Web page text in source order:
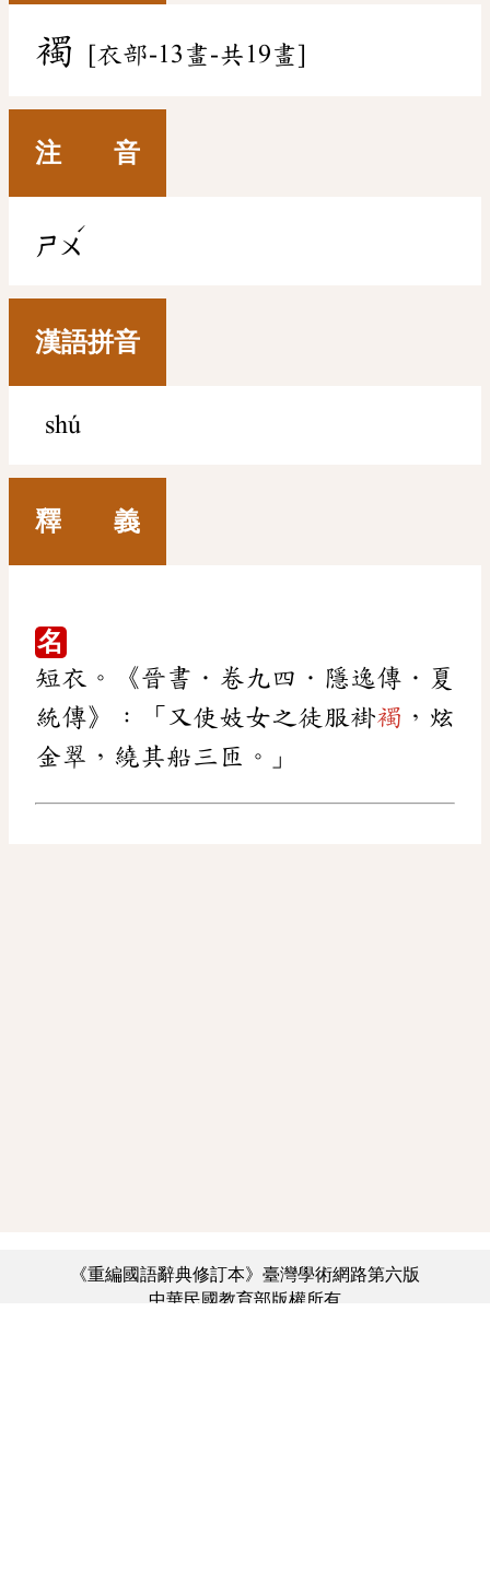
襡 [衣部-13畫-共19畫]
注 音
ㄕㄨ
ˊ
漢語拼音
shú
釋 義
名
短衣。《晉書．卷九四．隱逸傳．夏
統傳》：「又使妓女之徒服褂襡 ，炫
金翠，繞其船三匝。」
《重編國語辭典修訂本》臺灣學術網路第六版
中華民國教育部版權所有